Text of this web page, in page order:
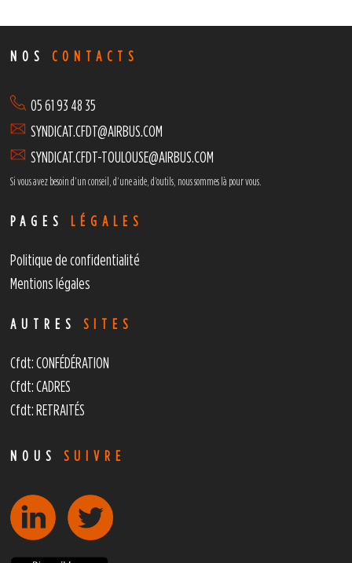
NOSCONTACTS
05 61 93 48 35
SYNDICAT.CFDT@AIRBUS.COM
SYNDICAT.CFDT-TOULOUSE@AIRBUS.COM
Si vous avez besoin d’un conseil, d’une aide, d’outils, nous sommes là pour vous.
PAGES LÉGALES
Politique de confidentialité
Mentions légales
AUTRESSITES
Cfdt: CONFÉDÉRATION
Cfdt: CADRES
Cfdt: RETRAITÉS
NOUSSUIVRE